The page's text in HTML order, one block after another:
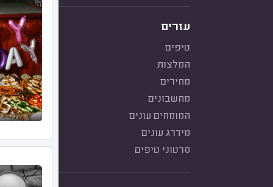
עזרים
טיפים
המלצות
מחירים
מחשבונים
המומחים עונים
מידרג עונים
סרטוני טיפים